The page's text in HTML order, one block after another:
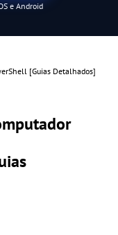
e Android
[Guias Detalhados]